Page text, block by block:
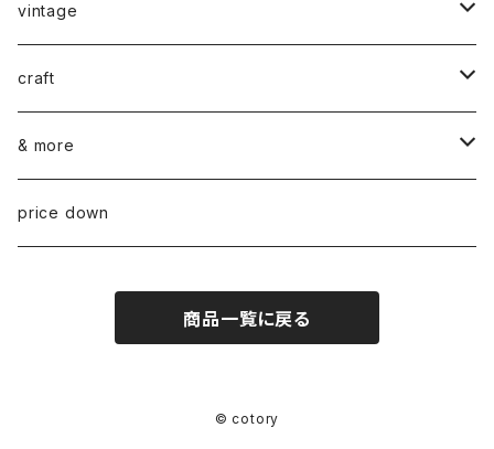
vintage
ceramics
ARABIA
GUSTAVSBERG
glass
NUUTAJÄRVI
fabric
craft
染め花Horry
山口 和宏 木の器
水村 真由子 木の食具
& more
wear
price down
商品一覧に戻る
© cotory